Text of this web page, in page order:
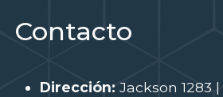
Contacto
Dirección: Jackson 1283